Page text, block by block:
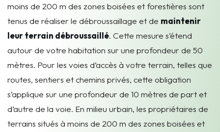
moins de 200 m des zones boisées et forestières sont
tenus de réaliser le débroussaillage et de maintenir
leur terrain débroussaillé. Cette mesure s’étend
autour de votre habitation sur une profondeur de 50
mètres. Pour les voies d’accès à votre terrain, telles que
routes, sentiers et chemins privés, cette obligation
s’applique sur une profondeur de 10 mètres de part et
d’autre de la voie. En milieu urbain, les propriétaires de
terrains situés à moins de 200 m des zones boisées et